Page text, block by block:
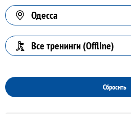
Одесса
Все тренинги (Offline)
Сбросить